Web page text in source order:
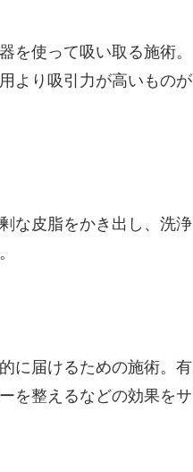
使って吸い取る施術。
より吸引力が高いものが
な皮脂をかき出し、洗浄
に届けるための施術。有
を整えるなどの効果をサ